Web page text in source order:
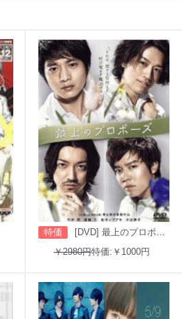
特価
[DVD] 最上のプロポーズ
￥2980円特価:￥1000円